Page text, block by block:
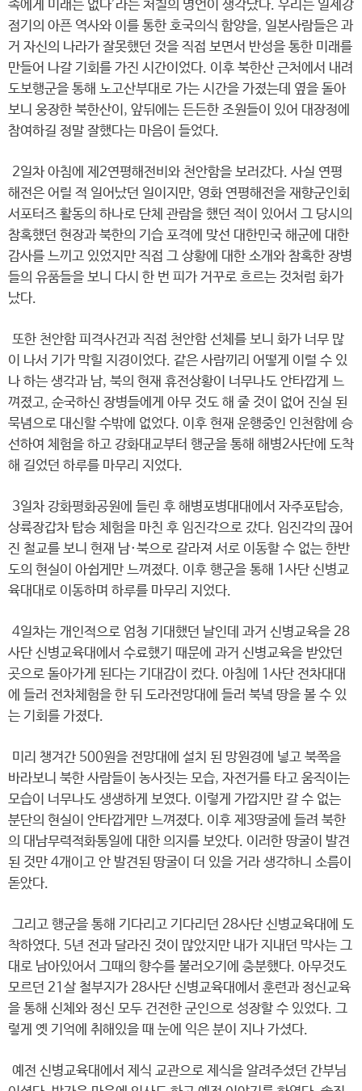
족에게 미래는 없다’라는 처칠의 명언이 생각났다. 우리는 일제강
점기의 아픈 역사와 이를 통한 호국의식 함양을, 일본사람들은 과
거 자신의 나라가 잘못했던 것을 직접 보면서 반성을 통한 미래를
만들어 나갈 기회를 가진 시간이었다. 이후 북한산 근처에서 내려
도보행군을 통해 노고산부대로 가는 시간을 가졌는데 옆을 돌아
보니 웅장한 북한산이, 앞뒤에는 든든한 조원들이 있어 대장정에
참여하길 정말 잘했다는 마음이 들었다.
2일차 아침에 제2연평해전비와 천안함을 보러갔다. 사실 연평
해전은 어릴 적 일어났던 일이지만, 영화 연평해전을 재향군인회
서포터즈 활동의 하나로 단체 관람을 했던 적이 있어서 그 당시의
참혹했던 현장과 북한의 기습 포격에 맞선 대한민국 해군에 대한
감사를 느끼고 있었지만 직접 그 상황에 대한 소개와 참혹한 장병
들의 유품들을 보니 다시 한 번 피가 거꾸로 흐르는 것처럼 화가
났다.
또한 천안함 피격사건과 직접 천안함 선체를 보니 화가 너무 많
이 나서 기가 막힐 지경이었다. 같은 사람끼리 어떻게 이럴 수 있
나 하는 생각과 남, 북의 현재 휴전상황이 너무나도 안타깝게 느
껴졌고, 순국하신 장병들에게 아무 것도 해 줄 것이 없어 진실 된
묵념으로 대신할 수밖에 없었다. 이후 현재 운행중인 인천함에 승
선하여 체험을 하고 강화대교부터 행군을 통해 해병2사단에 도착
해 길었던 하루를 마무리 지었다.
3일차 강화평화공원에 들린 후 해병포병대대에서 자주포탑승,
상륙장갑차 탑승 체험을 마친 후 임진각으로 갔다. 임진각의 끊어
진 철교를 보니 현재 남·북으로 갈라져 서로 이동할 수 없는 한반
도의 현실이 아쉽게만 느껴졌다. 이후 행군을 통해 1사단 신병교
육대대로 이동하며 하루를 마무리 지었다.
4일차는 개인적으로 엄청 기대했던 날인데 과거 신병교육을 28
사단 신병교육대에서 수료했기 때문에 과거 신병교육을 받았던
곳으로 돌아가게 된다는 기대감이 컸다. 아침에 1사단 전차대대
에 들러 전차체험을 한 뒤 도라전망대에 들러 북녘 땅을 볼 수 있
는 기회를 가졌다.
미리 챙겨간 500원을 전망대에 설치 된 망원경에 넣고 북쪽을
바라보니 북한 사람들이 농사짓는 모습, 자전거를 타고 움직이는
모습이 너무나도 생생하게 보였다. 이렇게 가깝지만 갈 수 없는
분단의 현실이 안타깝게만 느껴졌다. 이후 제3땅굴에 들려 북한
의 대남무력적화통일에 대한 의지를 보았다. 이러한 땅굴이 발견
된 것만 4개이고 안 발견된 땅굴이 더 있을 거라 생각하니 소름이
돋았다.
그리고 행군을 통해 기다리고 기다리던 28사단 신병교육대에 도
착하였다. 5년 전과 달라진 것이 많았지만 내가 지내던 막사는 그
대로 남아있어서 그때의 향수를 불러오기에 충분했다. 아무것도
모르던 21살 철부지가 28사단 신병교육대에서 훈련과 정신교육
을 통해 신체와 정신 모두 건전한 군인으로 성장할 수 있었다. 그
렇게 옛 기억에 취해있을 때 눈에 익은 분이 지나 가셨다.
예전 신병교육대에서 제식 교관으로 제식을 알려주셨던 간부님